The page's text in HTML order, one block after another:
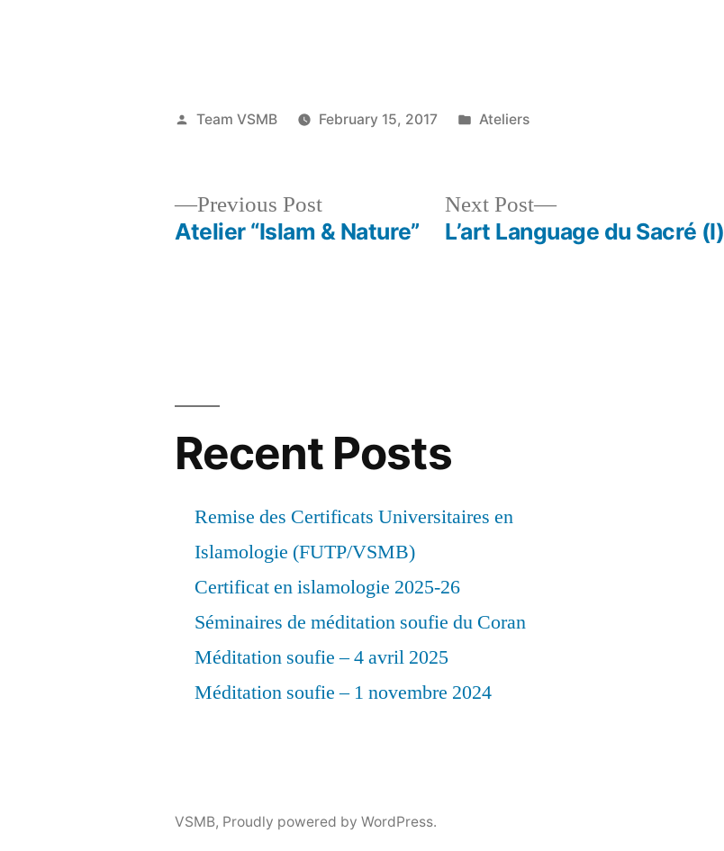
Posted
Team VSMB February 15, 2017
Posted
Ateliers
Previous PostPrevious
post:
Atelier “Islam & Nature”
Next Post
Next
post:
L’art Language du Sacré (I)
Recent Posts
Remise des Certificats Universitaires en
Islamologie (FUTP/VSMB)
Certificat en islamologie 2025-26
Séminaires de méditation soufie du Coran
Méditation soufie – 4 avril 2025
Méditation soufie – 1 novembre 2024
VSMB, Proudly powered by WordPress.